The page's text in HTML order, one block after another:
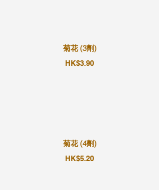
菊花 (3劑)
HK$3.90
菊花 (4劑)
HK$5.20